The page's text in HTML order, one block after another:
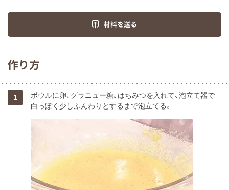
材料を送る
作り方
1
ボウルに卵、グラニュー糖、はちみつを入れて、泡立て器で
白っぽく少しふんわりとするまで泡立てる。